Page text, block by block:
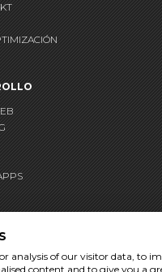
analysis of our visitor data, to
content and to give you a